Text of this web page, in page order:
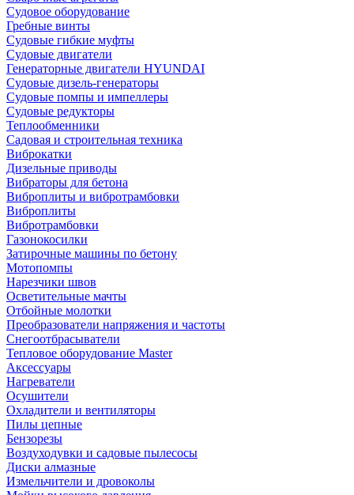
Судовое оборудование
Гребные винты
Судовые гибкие муфты
Судовые двигатели
Генераторные двигатели HYUNDAI
Судовые дизель-генераторы
Судовые помпы и импеллеры
Судовые редукторы
Теплообменники
Садовая и строительная техника
Виброкатки
Дизельные приводы
Вибраторы для бетона
Виброплиты и вибротрамбовки
Виброплиты
Вибротрамбовки
Газонокосилки
Затирочные машины по бетону
Мотопомпы
Нарезчики швов
Осветительные мачты
Отбойные молотки
Преобразователи напряжения и частоты
Снегоотбрасыватели
Тепловое оборудование Master
Аксессуары
Нагреватели
Осушители
Охладители и вентиляторы
Пилы цепные
Бензорезы
Воздуходувки и садовые пылесосы
Диски алмазные
Измельчители и дровоколы